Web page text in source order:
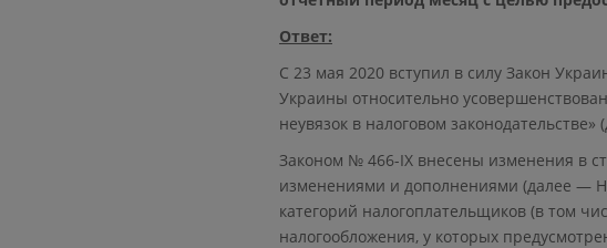
Ответ:
С 23 мая 2020 вступил в силу Закон
Украины относительно
неувязок в налоговом
Законом № 466-ІХ внесены изменения в
изменениями и дополнениями (далее —
категорий налогоплательщиков (в том
налогообложения, у которых